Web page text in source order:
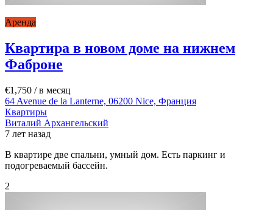
Аренда
Квартира в новом доме на нижнем
Фаброне
€1,750 / в месяц
64 Avenue de la Lanterne, 06200 Nice, Франция
Квартиры
Виталий Архангельский
7 лет назад
В квартире две спальни, умный дом. Есть паркинг и
подогреваемый бассейн.
2